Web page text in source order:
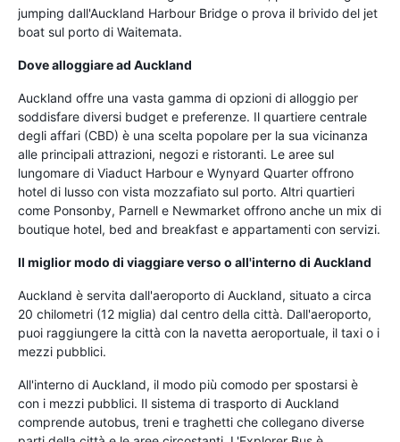
jumping dall'Auckland Harbour Bridge o prova il brivido del jet
boat sul porto di Waitemata.
Dove alloggiare ad Auckland
Auckland offre una vasta gamma di opzioni di alloggio per
soddisfare diversi budget e preferenze. Il quartiere centrale
degli affari (CBD) è una scelta popolare per la sua vicinanza
alle principali attrazioni, negozi e ristoranti. Le aree sul
lungomare di Viaduct Harbour e Wynyard Quarter offrono
hotel di lusso con vista mozzafiato sul porto. Altri quartieri
come Ponsonby, Parnell e Newmarket offrono anche un mix di
boutique hotel, bed and breakfast e appartamenti con servizi.
Il miglior modo di viaggiare verso o all'interno di Auckland
Auckland è servita dall'aeroporto di Auckland, situato a circa
20 chilometri (12 miglia) dal centro della città. Dall'aeroporto,
puoi raggiungere la città con la navetta aeroportuale, il taxi o i
mezzi pubblici.
All'interno di Auckland, il modo più comodo per spostarsi è
con i mezzi pubblici. Il sistema di trasporto di Auckland
comprende autobus, treni e traghetti che collegano diverse